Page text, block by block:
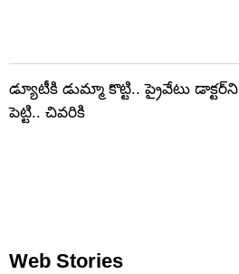
డ్యూటీకి డుమ్మా కొట్టి.. ప్రైవేటు డాక్టర్‌ని
పెట్టి.. చివరికి
Web Stories